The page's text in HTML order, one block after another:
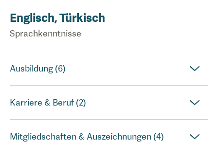
Englisch, Türkisch
Sprachkenntnisse
Ausbildung (6)
Karriere & Beruf (2)
Mitgliedschaften & Auszeichnungen (4)